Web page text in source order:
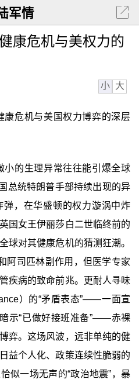
军情
康危机与美权力的
小 大
康危机与美国权力博弈的深层
小的生理异常往往能引爆全球
总统特朗普手部持续出现的异
，在华盛顿的权力漩涡中炸
国女王伊丽莎白二世临终前的
球对其健康危机的猜测狂潮。
阿司匹林副作用，但医学专家
疾病的致命前兆。更耐人寻味
）的“矛盾表态”——一面宣
示“已做好接班准备”——赤裸
弈。这场风波，远非单纯的健
益个人化、政策连续性脆弱的
似一场无声的“政治地震”，暴